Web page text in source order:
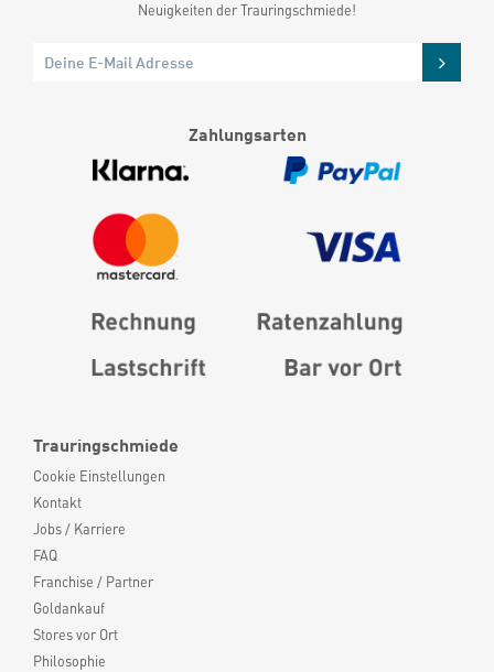
Trauringschmiede
Cookie Einstellungen
Kontakt
Jobs / Karriere
FAQ
Franchise / Partner
Goldankauf
Stores vor Ort
Philosophie
Neuigkeiten der Trauringschmiede!
Zahlungsarten